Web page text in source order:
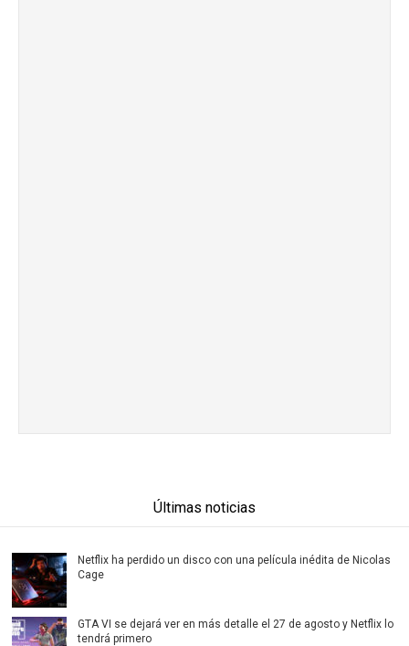
Últimas noticias
Netflix ha perdido un disco con una película inédita de Nicolas
Cage
GTA VI se dejará ver en más detalle el 27 de agosto y Netflix lo
tendrá primero